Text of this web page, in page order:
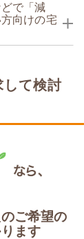
で「減
向けの宅
して検討
ご希望の
ます